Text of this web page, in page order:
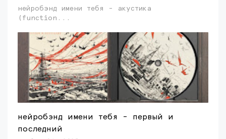
нейробэнд имени тебя - акустика
(function...
нейробэнд имени тебя - первый и
последний